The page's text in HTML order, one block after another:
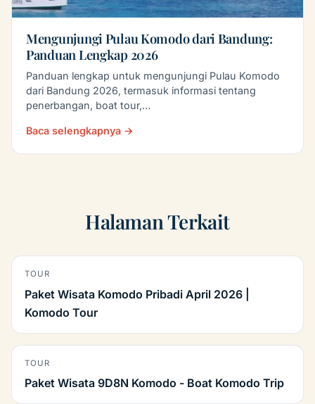
Mengunjungi Pulau Komodo dari Bandung:
Panduan Lengkap 2026
Panduan lengkap untuk mengunjungi Pulau Komodo
dari Bandung 2026, termasuk informasi tentang
penerbangan, boat tour,…
Baca selengkapnya →
Halaman Terkait
TOUR
Paket Wisata Komodo Pribadi April 2026 |
Komodo Tour
TOUR
Paket Wisata 9D8N Komodo - Boat Komodo Trip